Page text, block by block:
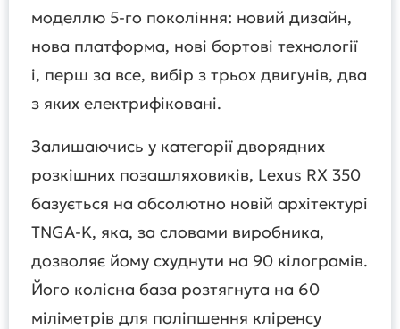
моделлю 5-го покоління: новий дизайн,
нова платформа, нові бортові технології
і, перш за все, вибір з трьох двигунів, два
з яких електрифіковані.
Залишаючись у категорії дворядних
розкішних позашляховиків, Lexus RX 350
базується на абсолютно новій архітектурі
TNGA-K, яка, за словами виробника,
дозволяє йому схуднути на 90 кілограмів.
Його колісна база розтягнута на 60
міліметрів для поліпшення кліренсу